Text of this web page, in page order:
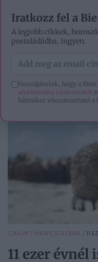
CÍMLAP / KIKAPCSOLÓDÁS / 11
11 ezer évnél
Iratkozz fel a
A legjobb cikkek,
postaládádba, ingyen.
Hozzájárulok, hogy a
adatkezelési tájékoztatót
bármikor visszavonható